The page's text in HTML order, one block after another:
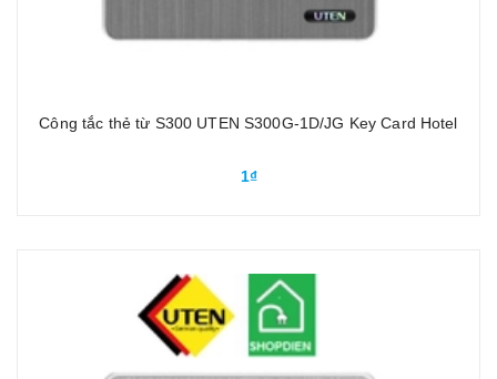
Công tắc thẻ từ S300 UTEN S300G-1D/JG Key Card Hotel
1₫